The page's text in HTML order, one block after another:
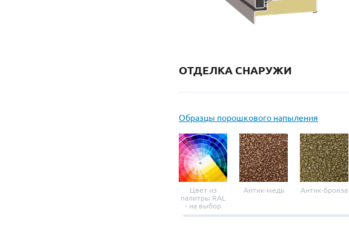
ОТДЕЛКА СНАРУЖИ
Образцы порошкового напыления
Цвет из
палитры RAL
- на выбор
Антик-медь Антик-бронза